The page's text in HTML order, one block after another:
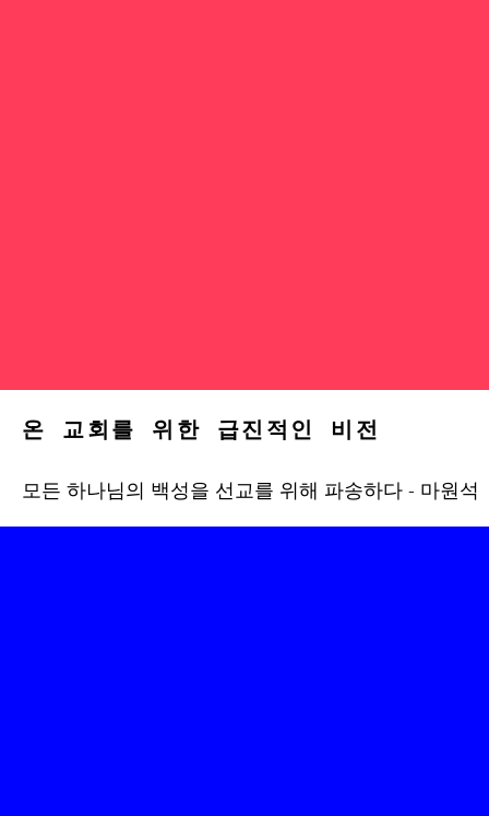
온 교회를 위한 급진적인 비전
모든 하나님의 백성을 선교를 위해 파송하다 - 마원석